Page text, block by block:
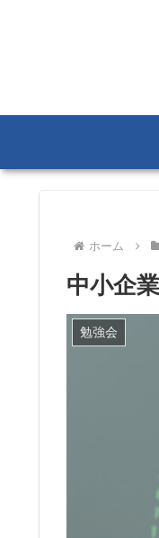
ホーム
中小企
勉強会